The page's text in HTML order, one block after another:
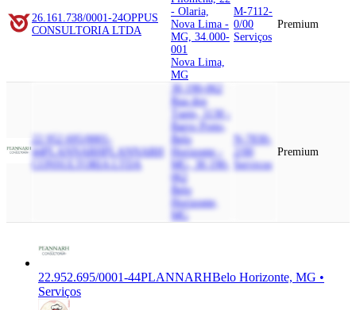
26.161.738/0001-24OPPUS
CONSULTORIA LTDA
- Olaria,
Nova Lima -
MG, 34.000-
001
Nova Lima,
MG
M-7112-
0/00
Serviços
Premium
22.952.695/0001-
44 PLANNARH
PLANNARH
CONSULTORIA LTDA
30.190-062
Rua dos
Tupis, 1130 -
Barro Preto,
Belo
Horizonte -
MG, 30.190-
062
Belo
Horizonte,
MG
N-7830-
2/00
Serviços
Premium
22.952.695/0001-44PLANNARHBelo Horizonte, MG •
Serviços